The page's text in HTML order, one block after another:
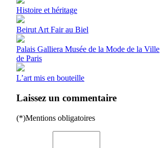
Histoire et héritage
Beirut Art Fair au Biel
Palais Galliera Musée de la Mode de la Ville
de Paris
L’art mis en bouteille
Laissez un commentaire
(*)Mentions obligatoires